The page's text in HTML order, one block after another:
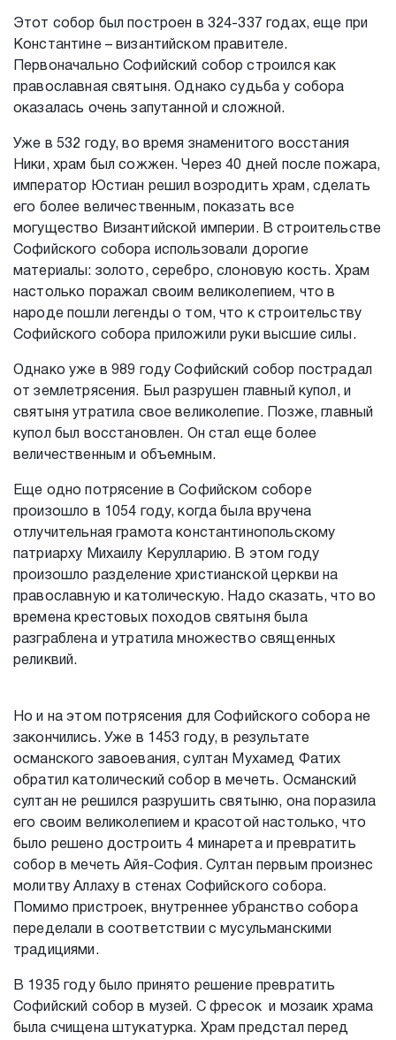
Этот собор был построен в 324-337 годах, еще при
Константине – византийском правителе.
Первоначально Софийский собор строился как
православная святыня. Однако судьба у собора
оказалась очень запутанной и сложной.
Уже в 532 году, во время знаменитого восстания
Ники, храм был сожжен. Через 40 дней после пожара,
император Юстиан решил возродить храм, сделать
его более величественным, показать все
могущество Византийской империи. В строительстве
Софийского собора использовали дорогие
материалы: золото, серебро, слоновую кость. Храм
настолько поражал своим великолепием, что в
народе пошли легенды о том, что к строительству
Софийского собора приложили руки высшие силы.
Однако уже в 989 году Софийский собор пострадал
от землетрясения. Был разрушен главный купол, и
святыня утратила свое великолепие. Позже, главный
купол был восстановлен. Он стал еще более
величественным и объемным.
Еще одно потрясение в Софийском соборе
произошло в 1054 году, когда была вручена
отлучительная грамота константинопольскому
патриарху Михаилу Керулларию. В этом году
произошло разделение христианской церкви на
православную и католическую. Надо сказать, что во
времена крестовых походов святыня была
разграблена и утратила множество священных
реликвий.
Но и на этом потрясения для Софийского собора не
закончились. Уже в 1453 году, в результате
османского завоевания, султан Мухамед Фатих
обратил католический собор в мечеть. Османский
султан не решился разрушить святыню, она поразила
его своим великолепием и красотой настолько, что
было решено достроить 4 минарета и превратить
собор в мечеть Айя-София. Султан первым произнес
молитву Аллаху в стенах Софийского собора.
Помимо пристроек, внутреннее убранство собора
переделали в соответствии с мусульманскими
традициями.
В 1935 году было принято решение превратить
Софийский собор в музей. С фресок и мозаик храма
была счищена штукатурка. Храм предстал перед